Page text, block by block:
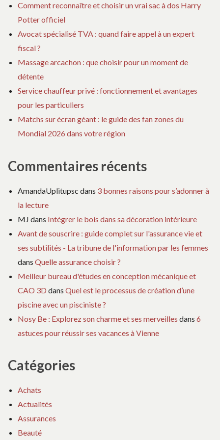
Comment reconnaître et choisir un vrai sac à dos Harry
Potter officiel
Avocat spécialisé TVA : quand faire appel à un expert
fiscal ?
Massage arcachon : que choisir pour un moment de
détente
Service chauffeur privé : fonctionnement et avantages
pour les particuliers
Matchs sur écran géant : le guide des fan zones du
Mondial 2026 dans votre région
Commentaires récents
AmandaUplitupsc dans 3 bonnes raisons pour s’adonner à
la lecture
MJ dans Intégrer le bois dans sa décoration intérieure
Avant de souscrire : guide complet sur l'assurance vie et
ses subtilités - La tribune de l'information par les femmes
dans Quelle assurance choisir ?
Meilleur bureau d'études en conception mécanique et
CAO 3D dans Quel est le processus de création d’une
piscine avec un pisciniste ?
Nosy Be : Explorez son charme et ses merveilles dans 6
astuces pour réussir ses vacances à Vienne
Catégories
Achats
Actualités
Assurances
Beauté